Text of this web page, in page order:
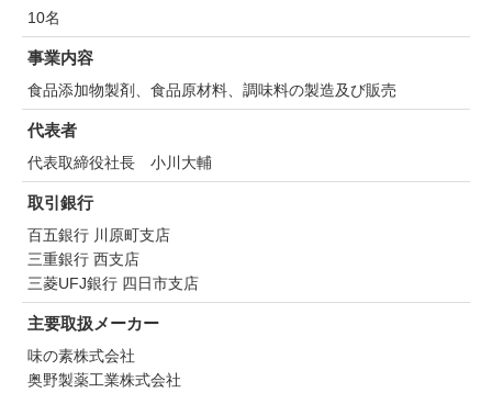
10名
事業内容
食品添加物製剤、食品原材料、調味料の製造及び販売
代表者
代表取締役社長 小川大輔
取引銀行
百五銀行 川原町支店
三重銀行 西支店
三菱UFJ銀行 四日市支店
主要取扱メーカー
味の素株式会社
奥野製薬工業株式会社